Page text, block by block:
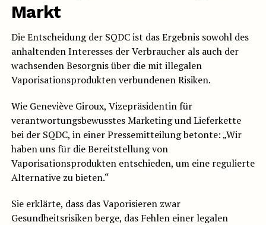
Markt
Die Entscheidung der SQDC ist das Ergebnis sowohl des
anhaltenden Interesses der Verbraucher als auch der
wachsenden Besorgnis über die mit illegalen
Vaporisationsprodukten verbundenen Risiken.
Wie Geneviève Giroux, Vizepräsidentin für
verantwortungsbewusstes Marketing und Lieferkette
bei der SQDC, in einer Pressemitteilung betonte: „Wir
haben uns für die Bereitstellung von
Vaporisationsprodukten entschieden, um eine regulierte
Alternative zu bieten.“
Sie erklärte, dass das Vaporisieren zwar
Gesundheitsrisiken berge, das Fehlen einer legalen